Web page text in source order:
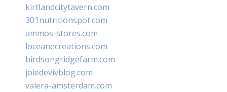
kirtlandcitytavern.com
301nutritionspot.com
ammos-stores.com
loceanecreations.com
birdsongridgefarm.com
joiedevivblog.com
valera-amsterdam.com